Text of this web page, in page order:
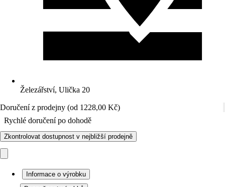
Železářství, Ulička 20
Doručení z prodejny (od 1228,00 Kč)
Rychlé doručení po dohodě
Zkontrolovat dostupnost v nejbližší prodejně
Informace o výrobku